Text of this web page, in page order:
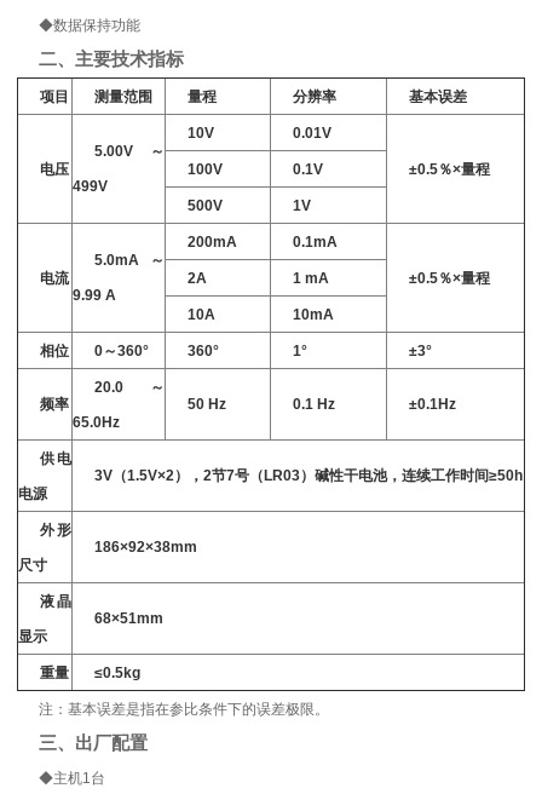
◆数据保持功能
二、主要技术指标
项目 测量范围 量程 分辨率 基本误差
电压
5.00V～
499V
10V 0.01V
±0.5％×量程
100V 0.1V
500V 1V
电流
5.0mA ～
9.99 A
200mA 0.1mA
±0.5％×量程
2A 1 mA
10A 10mA
相位 0～360° 360° 1° ±3°
频率
20.0～
65.0Hz
50 Hz 0.1 Hz ±0.1Hz
供电
电源
3V（1.5V×2 ）， 2节7号（LR03）碱性干电池，连续工作时间≥50h
外形
尺寸
186×92×38mm
液晶
显示
68×51mm
重量 ≤0.5kg
注：基本误差是指在参比条件下的误差极限。
三、出厂配置
◆主机1 台